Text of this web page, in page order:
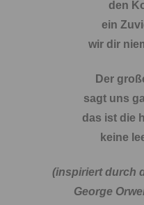
den
ein
wir dir
Der
sagt uns
das ist die
keine
(inspiriert durch
George